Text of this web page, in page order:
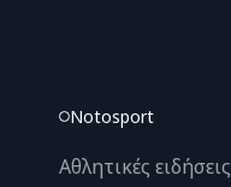
Notosport
Αθλητικές ειδήσεις